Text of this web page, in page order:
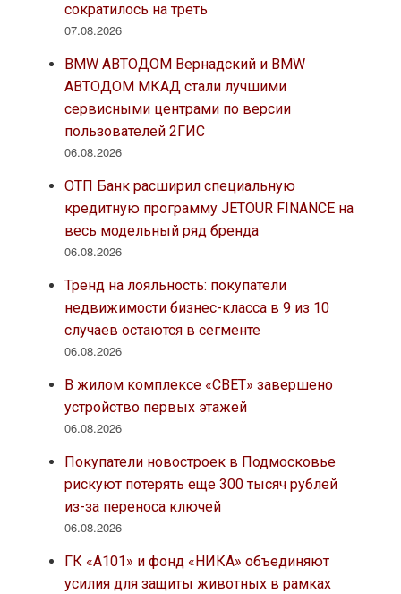
сократилось на треть
07.08.2026
BMW АВТОДОМ Вернадский и BMW
АВТОДОМ МКАД стали лучшими
сервисными центрами по версии
пользователей 2ГИС
06.08.2026
ОТП Банк расширил специальную
кредитную программу JETOUR FINANCE на
весь модельный ряд бренда
06.08.2026
Тренд на лояльность: покупатели
недвижимости бизнес-класса в 9 из 10
случаев остаются в сегменте
06.08.2026
В жилом комплексе «СВЕТ» завершено
устройство первых этажей
06.08.2026
Покупатели новостроек в Подмосковье
рискуют потерять еще 300 тысяч рублей
из-за переноса ключей
06.08.2026
ГК «А101» и фонд «НИКА» объединяют
усилия для защиты животных в рамках